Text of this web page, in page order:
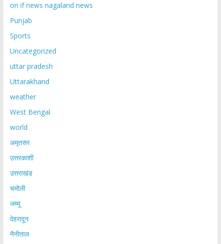
on if news nagaland news
Punjab
Sports
Uncategorized
uttar pradesh
Uttarakhand
weather
West Bengal
world
अमृतसर
उत्तरकाशी
उत्तराखंड
चमोली
जम्मू
देहरादून
नैनीताल